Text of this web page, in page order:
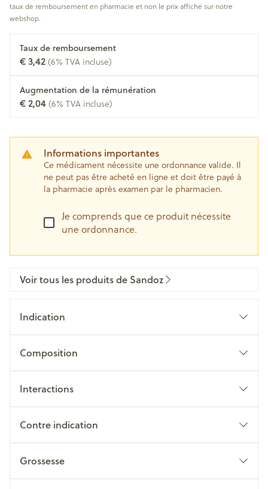
taux de remboursement en pharmacie et non le prix affiché sur notre
webshop.
Taux de remboursement
€ 3,42(6% TVA incluse)
Augmentation de la rémunération
€ 2,04(6% TVA incluse)
Informations importantes
Ce médicament nécessite une ordonnance valide. Il
ne peut pas être acheté en ligne et doit être payé à
la pharmacie après examen par le pharmacien.
Je comprends que ce produit nécessite
une ordonnance.
Voir tous les produits de Sandoz
Indication
Composition
Interactions
Contre indication
Grossesse